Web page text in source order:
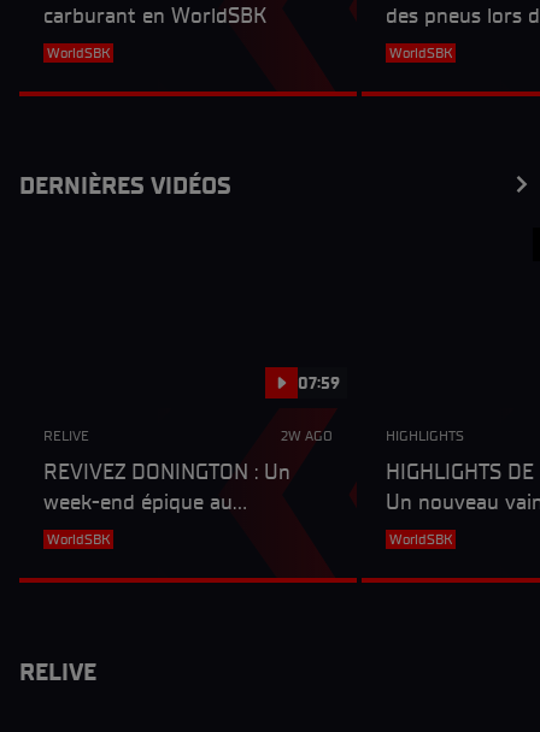
carburant en WorldSBK
WorldSBK
des pneus lors
de WorldSBK
WorldSBK
DERNIÈRES VIDÉOS
07:59
RELIVE 2W AGO
REVIVEZ DONINGTON : Un
week-end épique au
Royaume-Uni, marqué par la
WorldSBK
HIGHLIGHTS
HIGHLIGHTS
Un nouveau
titres assurés
WorldSBK
RELIVE